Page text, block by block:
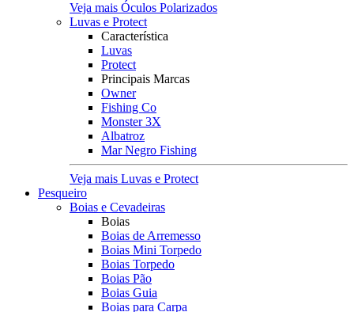
Veja mais Óculos Polarizados
Luvas e Protect
Característica
Luvas
Protect
Principais Marcas
Owner
Fishing Co
Monster 3X
Albatroz
Mar Negro Fishing
Veja mais Luvas e Protect
Pesqueiro
Boias e Cevadeiras
Boias
Boias de Arremesso
Boias Mini Torpedo
Boias Torpedo
Boias Pão
Boias Guia
Boias para Carpa